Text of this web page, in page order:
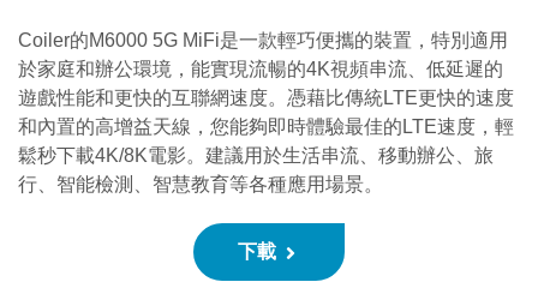
Coiler的M6000 5G MiFi是一款輕巧便攜的裝置，特別適用
於家庭和辦公環境，能實現流暢的4K視頻串流、低延遲的
遊戲性能和更快的互聯網速度。憑藉比傳統LTE更快的速度
和內置的高增益天線，您能夠即時體驗最佳的LTE速度，輕
鬆秒下載4K/8K電影。建議用於生活串流、移動辦公、旅
行、智能檢測、智慧教育等各種應用場景。
下載